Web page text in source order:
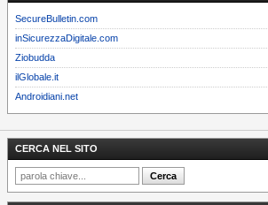
SecureBulletin.com
inSicurezzaDigitale.com
Ziobudda
ilGlobale.it
Androidiani.net
CERCA NEL SITO